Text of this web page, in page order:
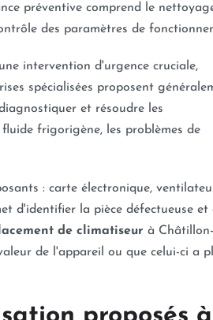
préventive comprend le
des paramètres de
intervention d'urgence cruciale,
spécialisées proposent
et résoudre les
frigorigène, les problèmes de
: carte électronique,
d'identifier la pièce défectueuse et
de climatiseur à
de l'appareil ou que celui-ci a